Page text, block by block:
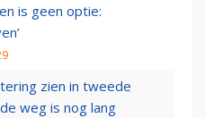
is geen optie:
zien in tweede
weg is nog lang